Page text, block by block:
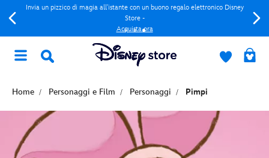
Invia un pizzico di magia all'istante con un buono regalo elettronico Disney
Store -
Acquista ora
Home Personaggi e Film Personaggi Pimpi